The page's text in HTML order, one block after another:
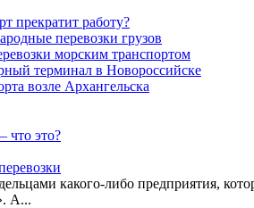
прекратит работу?
перевозки грузов
морским транспортом
терминал в Новороссийске
возле Архангельска
что это?
какого-либо предприятия,
А...